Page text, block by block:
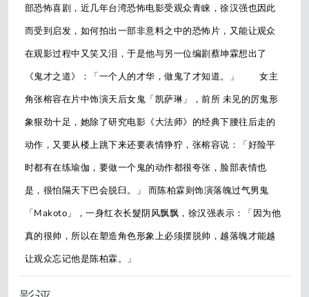
部恐怖喜剧，近几年台湾恐怖电影受观众青睐，徐汉强也因此
而受到启发，如何拍出一部非意料之中的恐怖片，又能让观众
在观影过程中又笑又泪，于是他与另一位编剧蔡坤霖想出了
《鬼才之道》：「一个人的才华，做鬼了才知道。」 女主
角张榕容在片中饰演天后女鬼「凯萨琳」，前所 未见的厉鬼形
象狠劲十足，她除了研究电影《大法师》的经典下腰往后走的
动作，又要从楼上跳下来还要表情狰狞，张榕容说：「好险平
时都有在练瑜伽，要做一个鬼的动作都很夸张，脸部表情也
是，很怕隔天下巴会脱臼。」 而陈柏霖则饰演落魄过气男鬼
「Makoto」，一身红衣长髮阴风飘飘，徐汉强表示：「因为他
真的很帅，所以在塑造角色形象上必须摆脱帅，越落魄才能越
让观众忘记他是陈柏霖。」